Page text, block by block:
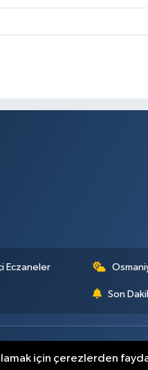
Eczaneler
Son
için çerezlerden